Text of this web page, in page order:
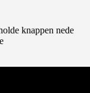
knappen nede